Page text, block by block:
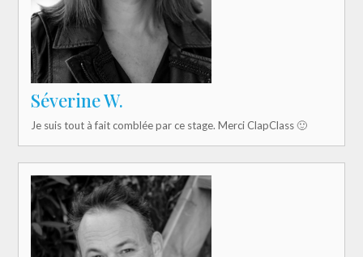
Séverine W.
Je suis tout à fait comblée par ce stage. Merci ClapClass 🙂